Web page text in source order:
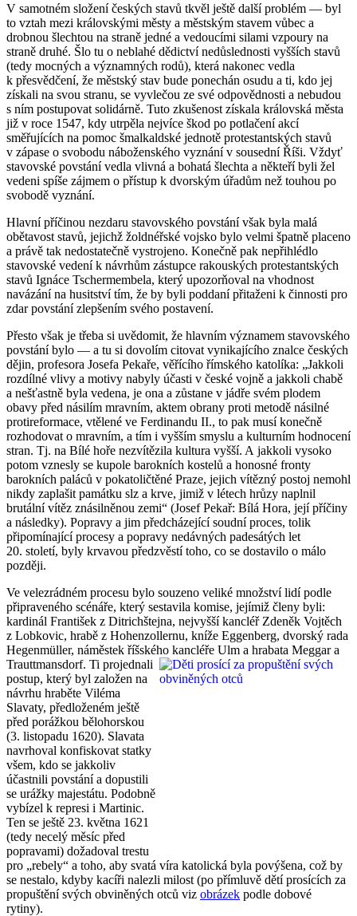
V samotném složení českých stavů tkvěl ještě další problém — byl
to vztah mezi královskými městy a městským stavem vůbec a
drobnou šlechtou na straně jedné a vedoucími silami vzpoury na
straně druhé. Šlo tu o neblahé dědictví nedůslednosti vyšších stavů
(tedy mocných a významných rodů), která nakonec vedla
k přesvědčení, že městský stav bude ponechán osudu a ti, kdo jej
získali na svou stranu, se vyvlečou ze své odpovědnosti a nebudou
s ním postupovat solidárně. Tuto zkušenost získala královská města
již v roce 1547, kdy utrpěla nejvíce škod po potlačení akcí
směřujících na pomoc šmalkaldské jednotě protestantských stavů
v zápase o svobodu náboženského vyznání v sousední Říši. Vždyť
stavovské povstání vedla vlivná a bohatá šlechta a někteří byli žel
vedeni spíše zájmem o přístup k dvorským úřadům než touhou po
svobodě vyznání.
Hlavní příčinou nezdaru stavovského povstání však byla malá
obětavost stavů, jejichž žoldnéřské vojsko bylo velmi špatně placeno
a právě tak nedostatečně vystrojeno. Konečně pak nepřihlédlo
stavovské vedení k návrhům zástupce rakouských protestantských
stavů Ignáce Tschermembela, který upozorňoval na vhodnost
navázání na husitství tím, že by byli poddaní přitaženi k činnosti pro
zdar povstání zlepšením svého postavení.
Přesto však je třeba si uvědomit, že hlavním významem stavovského
povstání bylo — a tu si dovolím citovat vynikajícího znalce českých
dějin, profesora Josefa Pekaře, věřícího římského katolíka: „Jakkoli
rozdílné vlivy a motivy nabyly účasti v české vojně a jakkoli chabě
a nešťastně byla vedena, je ona a zůstane v jádře svém plodem
obavy před násilím mravním, aktem obrany proti metodě násilné
protireformace, vtělené ve Ferdinandu II., to pak musí konečně
rozhodovat o mravním, a tím i vyšším smyslu a kulturním hodnocení
stran. Tj. na Bílé hoře nezvítězila kultura vyšší. A jakkoli vysoko
potom vznesly se kupole barokních kostelů a honosné fronty
barokních paláců v pokatoličtěné Praze, jejich vítězný postoj nemohl
nikdy zaplašit památku slz a krve, jimiž v létech hrůzy naplnil
brutální vítěz znásilněnou zemi“ (Josef Pekař: Bílá Hora, její příčiny
a následky). Popravy a jim předcházející soudní proces, tolik
připomínající procesy a popravy nedávných padesátých let
20. století, byly krvavou předzvěstí toho, co se dostavilo o málo
později.
Ve velezrádném procesu bylo souzeno veliké množství lidí podle
připraveného scénáře, který sestavila komise, jejímiž členy byli:
kardinál František z Ditrichštejna, nejvyšší kancléř Zdeněk Vojtěch
z Lobkovic, hrabě z Hohenzollernu, kníže Eggenberg, dvorský rada
Hegenmüller, náměstek říšského kancléře Ulm a hrabata Meggar a
Trauttmansdorf. Ti projednali
postup, který byl založen na
návrhu hraběte Viléma
Slavaty, předloženém ještě
před porážkou bělohorskou
(3. listopadu 1620). Slavata
navrhoval konfiskovat statky
všem, kdo se jakkoliv
účastnili povstání a dopustili
se urážky majestátu. Podobně
vybízel k represi i Martinic.
Ten se ještě 23. května 1621
(tedy necelý měsíc před
popravami) dožadoval trestu
pro „rebely“ a toho, aby svatá víra katolická byla povýšena, což by
se nestalo, kdyby kacíři nalezli milost (po přímluvě dětí prosících za
propuštění svých obviněných otců viz obrázek podle dobové
rytiny).